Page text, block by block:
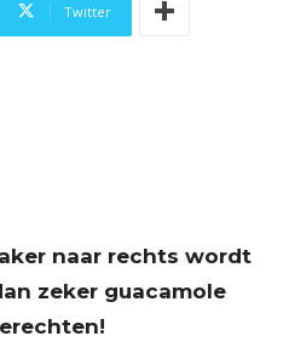
Twitter
naar rechts wordt
zeker guacamole